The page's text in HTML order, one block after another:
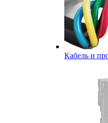
Кабель и